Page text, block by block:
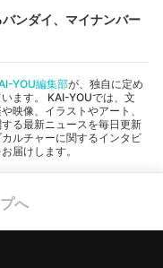
バンダイ、マイナンバー
YOU編集部が、独自に定め
ます。 KAI-YOUでは、文
映像、イラストやアート、
る最新ニュースを毎日更新
ルチャーに関するインタビ
届けします。
へ